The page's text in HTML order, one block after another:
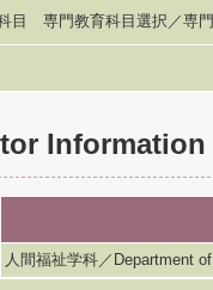
目 専門教育科目選択／専
Information
人間福祉学科／Department